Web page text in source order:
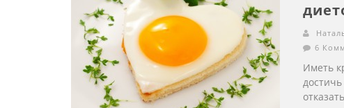
6
Иметь